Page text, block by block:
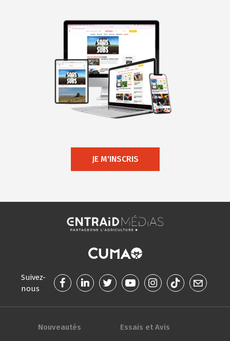
JE M'INSCRIS
Suivez-
nous
Nouveautés Essais et Avis